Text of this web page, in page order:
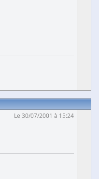
Le 30/07/2001 à 15:24